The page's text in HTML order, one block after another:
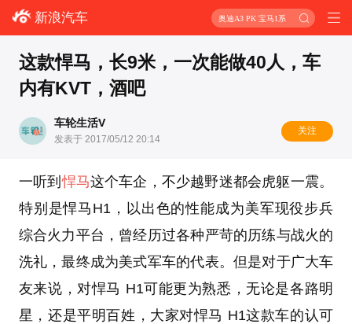
新浪汽车 奥迪A3 PK 宝马1系
这款悍马，长9米，一次能做40人，车
内有KVT，酒吧
车轮生活V
发表于 2017/05/12 20:14
关注
一听到悍马这个车企，不少越野迷都会虎躯一震。
特别是悍马H1，以出色的性能成为美军现役步兵
综合火力平台，曾经历过各种严苛的历练与战火的
洗礼，最终成为美式军车的代表。但是对于广大车
友来说，对悍马 H1可能更为熟悉，无论是各路明
星，还是平明百姓，大家对悍马 H1这款车的认可